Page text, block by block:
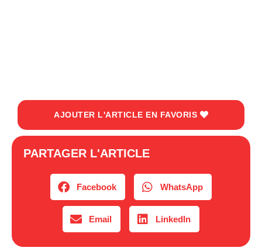
AJOUTER L'ARTICLE EN FAVORIS
PARTAGER L'ARTICLE
Facebook WhatsApp
Email LinkedIn